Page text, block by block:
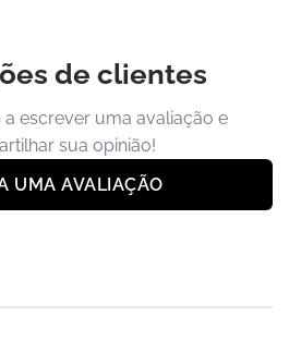
de clientes
escrever uma avaliação e
sua opinião!
UMA AVALIAÇÃO